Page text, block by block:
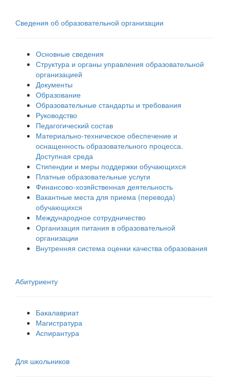
Сведения об образовательной организации
Основные сведения
Структура и органы управления образовательной
организацией
Документы
Образование
Образовательные стандарты и требования
Руководство
Педагогический состав
Материально-техническое обеспечение и
оснащенность образовательного процесса.
Доступная среда
Стипендии и меры поддержки обучающихся
Платные образовательные услуги
Финансово-хозяйственная деятельность
Вакантные места для приема (перевода)
обучающихся
Международное сотрудничество
Организация питания в образовательной
организации
Внутренняя система оценки качества образования
Абитуриенту
Бакалавриат
Магистратура
Аспирантура
Для школьников